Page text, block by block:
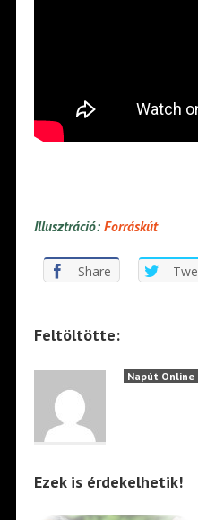
Illusztráció: Forráskút
Share
Feltöltötte:
Napút Online
Ezek is érdekelhetik!